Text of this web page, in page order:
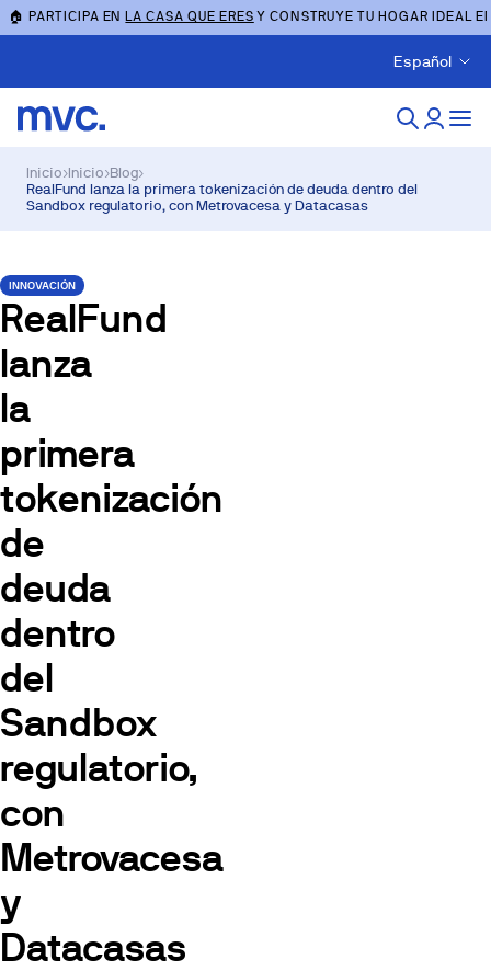
🏠 PARTICIPA ENLA CASA QUE ERES Y CONSTRUYE TU HOGAR IDEAL
Español
Inicio›Inicio›Blog›
RealFund lanza la primera tokenización de deuda dentro del
Sandbox regulatorio, con Metrovacesa y Datacasas
INNOVACIÓN
RealFund
lanza
la
primera
tokenización
de
deuda
dentro
del
Sandbox
regulatorio,
con
Metrovacesa
y
Datacasas